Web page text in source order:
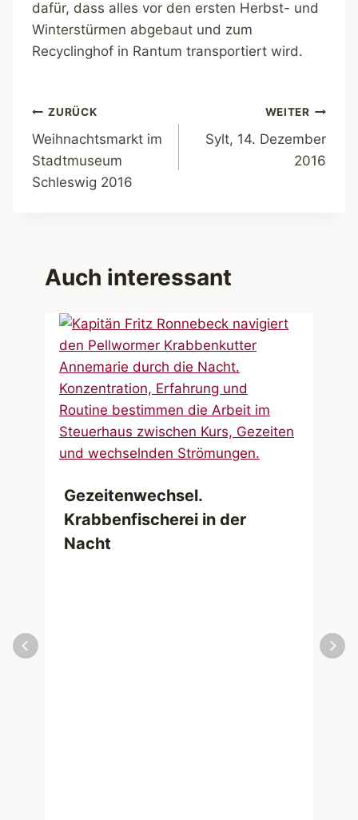
dafür, dass alles vor den ersten Herbst- und
Winterstürmen abgebaut und zum
Recyclinghof in Rantum transportiert wird.
Beitragsnavigation
ZURÜCK
Weihnachtsmarkt im
Stadtmuseum
Schleswig 2016
WEITER
Sylt, 14. Dezember
2016
Auch interessant
Gezeitenwechsel.
Krabbenfischerei in der
Nacht